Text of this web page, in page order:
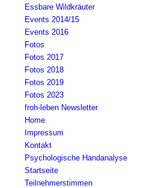
Essbare Wildkräuter
Events 2014/15
Events 2016
Fotos
Fotos 2017
Fotos 2018
Fotos 2019
Fotos 2023
froh-leben Newsletter
Home
Impressum
Kontakt
Psychologische Handanalyse
Startseite
Teilnehmerstimmen